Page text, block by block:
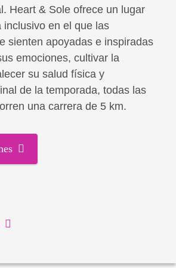
Heart & Sole ofrece un lugar
inclusivo en el que las
sienten apoyadas e inspiradas
emociones, cultivar la
su salud física y
de la temporada, todas las
una carrera de 5 km.